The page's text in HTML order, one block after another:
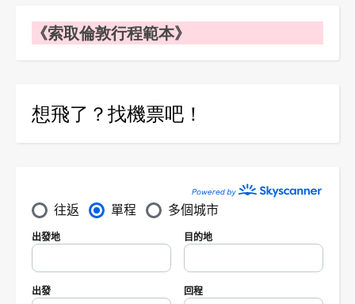
《索取倫敦行程範本》
想飛了？找機票吧！